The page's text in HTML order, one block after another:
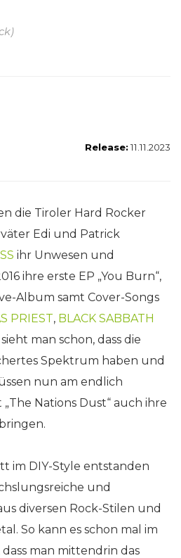
Release:11.11.2023
die Tiroler Hard Rocker
Edi und Patrick
ihr Unwesen und
ihre erste EP „You Burn“,
Album samt Cover-Songs
PRIEST, BLACK SABBATH
man schon, dass die
Spektrum haben und
nun am endlich
Nations Dust“ auch ihre
im DIY-Style entstanden
und
diversen Rock-Stilen und
So kann es schon mal im
dass man mittendrin das